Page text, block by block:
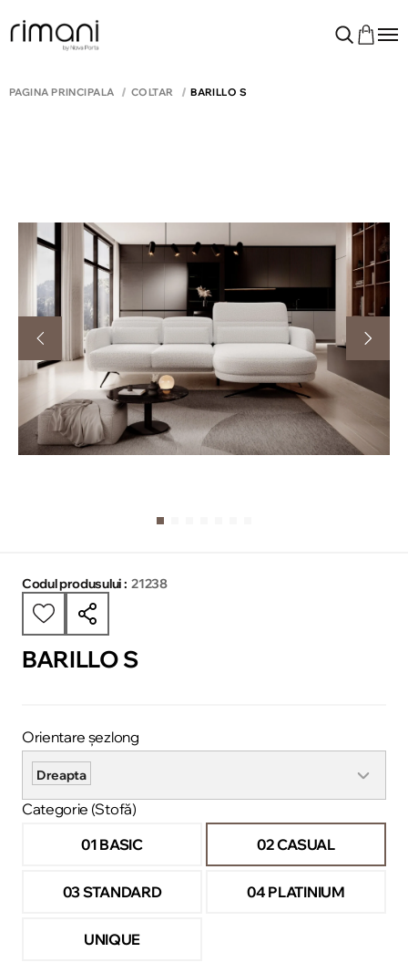
PAGINA PRINCIPALĂ COLTAR BARILLO S
Codul produsului : 21238
BARILLO S
Orientare șezlong
Dreapta
Categorie (Stofă)
01 BASIC
02 CASUAL
03 STANDARD 04 PLATINIUM
UNIQUE